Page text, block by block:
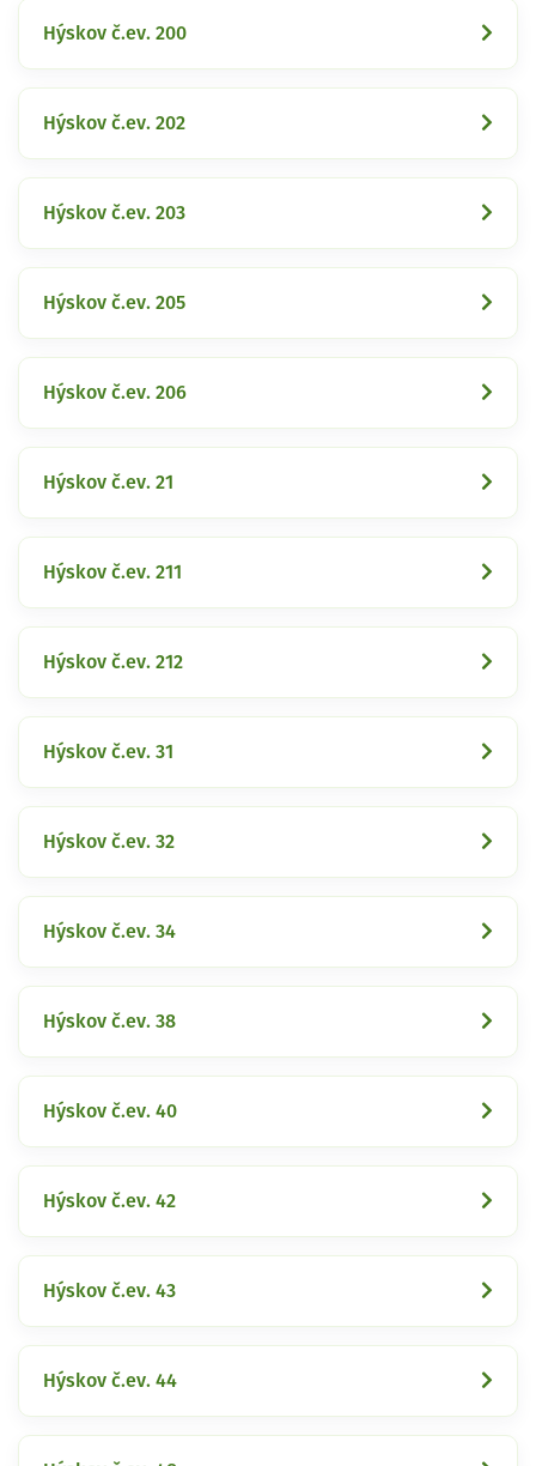
Hýskov č.ev. 200
Hýskov č.ev. 202
Hýskov č.ev. 203
Hýskov č.ev. 205
Hýskov č.ev. 206
Hýskov č.ev. 21
Hýskov č.ev. 211
Hýskov č.ev. 212
Hýskov č.ev. 31
Hýskov č.ev. 32
Hýskov č.ev. 34
Hýskov č.ev. 38
Hýskov č.ev. 40
Hýskov č.ev. 42
Hýskov č.ev. 43
Hýskov č.ev. 44